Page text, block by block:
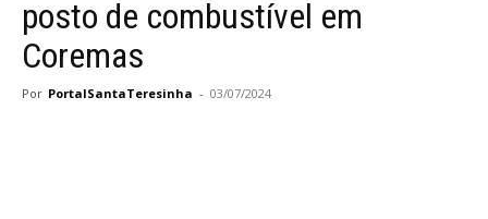
posto de combustível em
Coremas
Por PortalSantaTeresinha - 03/07/2024